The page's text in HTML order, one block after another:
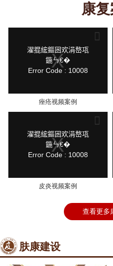
康复
濯掍綋鏂囦欢涓嶅瓨
鍦ㄣ€�
Error Code : 10008
鍏
棴
獥
痤疮视频案例
濯掍綋鏂囦欢涓嶅瓨
鍦ㄣ€�
Error Code : 10008
鍏
棴
獥
皮炎视频案例
查看更多
肤康建设